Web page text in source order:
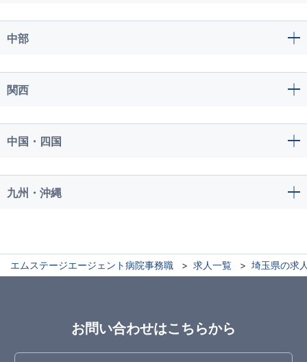
中部
関西
中国・四国
九州・沖縄
エムステージエージェント病院事務職 求人一覧 埼玉県の求
お問い合わせはこちらから